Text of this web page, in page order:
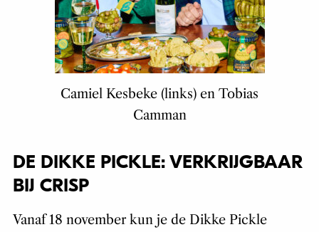
Camiel Kesbeke (links) en Tobias
Camman
DE DIKKE PICKLE: VERKRIJGBAAR
BIJ CRISP
Vanaf 18 november kun je de Dikke Pickle